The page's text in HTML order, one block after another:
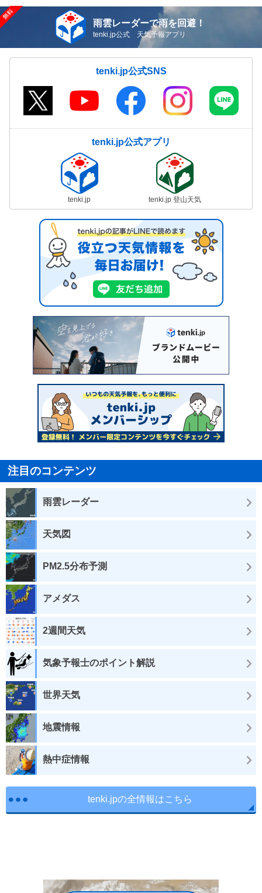
雨雲レーダーで雨を回避！
tenki.jp公式 天気予報アプリ
tenki.jp公式SNS
tenki.jp公式アプリ
tenki.jp tenki.jp 登山天気
注目のコンテンツ
雨雲レーダー
天気図
PM2.5分布予測
アメダス
2週間天気
気象予報士のポイント解説
世界天気
地震情報
熱中症情報
tenki.jpの全情報はこちら